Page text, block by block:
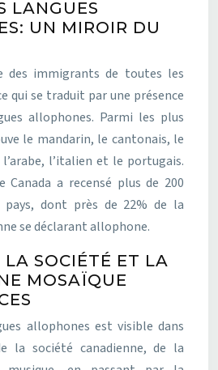
LANGUES
UN MIROIR DU
des immigrants de toutes les
qui se traduit par une présence
allophones. Parmi les plus
le mandarin, le cantonais, le
l’italien et le portugais.
Canada a recensé plus de 200
pays, dont près de 22% de la
se déclarant allophone.
LA SOCIÉTÉ ET LA
MOSAÏQUE
allophones est visible dans
la société canadienne, de la